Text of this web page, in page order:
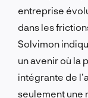
entreprise
dans les
Solvimon
un avenir où la
intégrante de
seulement une